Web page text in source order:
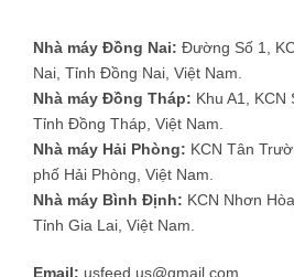
Nhà máy Đồng Nai: Đường Số 1,
Nai, Tỉnh Đồng Nai, Việt Nam.
Nhà máy Đồng Tháp: Khu A1,
Tỉnh Đồng Tháp, Việt Nam.
Nhà máy Hải Phòng: KCN Tân
phố Hải Phòng, Việt Nam.
Nhà máy Bình Định: KCN Nhơn
Tỉnh Gia Lai, Việt Nam.
Email: usfeed.us@gmail.com